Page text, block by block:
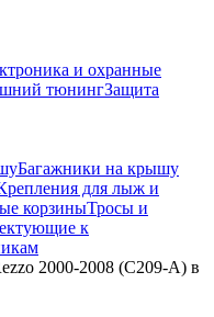
и охранные
тюнингЗащита
Багажники на крышу
для лыж и
корзиныТросы и
к
2000-2008 (C209-A) в